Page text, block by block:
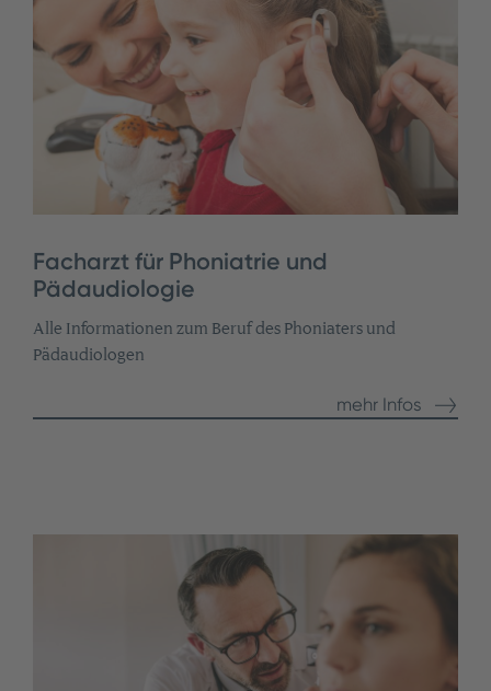
Facharzt für Phoniatrie und
Pädaudiologie
Alle Informationen zum Beruf des Phoniaters und
Pädaudiologen
mehr Infos